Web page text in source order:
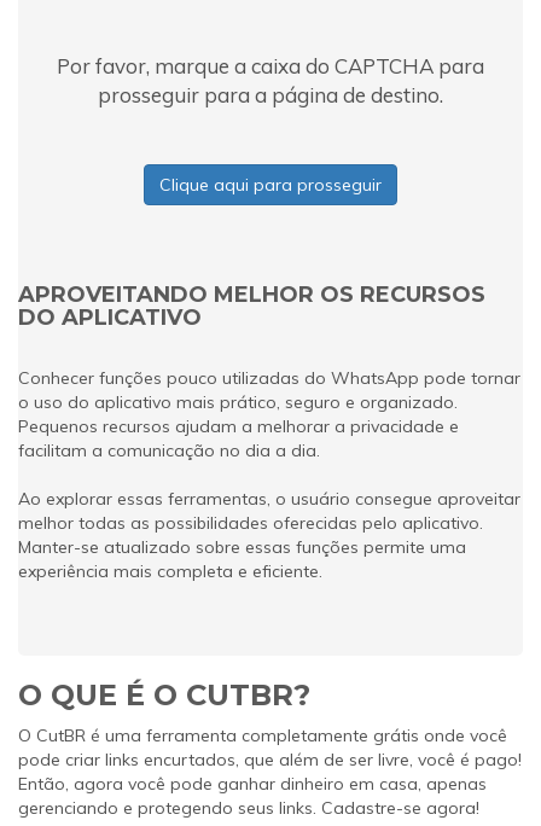
Por favor, marque a caixa do CAPTCHA para
prosseguir para a página de destino.
Clique aqui para prosseguir
APROVEITANDO MELHOR OS RECURSOS
DO APLICATIVO
Conhecer funções pouco utilizadas do WhatsApp pode tornar
o uso do aplicativo mais prático, seguro e organizado.
Pequenos recursos ajudam a melhorar a privacidade e
facilitam a comunicação no dia a dia.
Ao explorar essas ferramentas, o usuário consegue aproveitar
melhor todas as possibilidades oferecidas pelo aplicativo.
Manter-se atualizado sobre essas funções permite uma
experiência mais completa e eficiente.
O QUE É O CUTBR?
O CutBR é uma ferramenta completamente grátis onde você
pode criar links encurtados, que além de ser livre, você é pago!
Então, agora você pode ganhar dinheiro em casa, apenas
gerenciando e protegendo seus links. Cadastre-se agora!